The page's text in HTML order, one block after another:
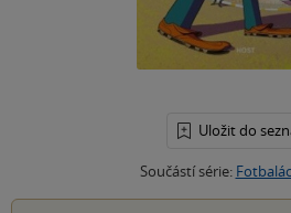
Uložit do
Součástí série: